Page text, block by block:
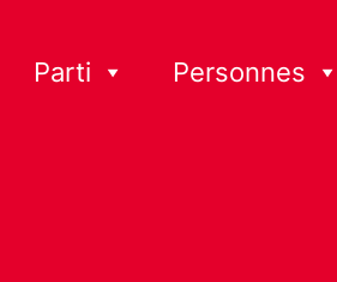
Parti Personnes